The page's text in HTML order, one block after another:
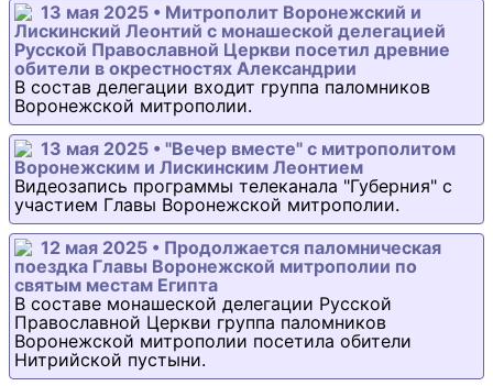
13 мая 2025 • Митрополит Воронежский и
Лискинский Леонтий с монашеской делегацией
Русской Православной Церкви посетил древние
обители в окрестностях Александрии
В состав делегации входит группа паломников
Воронежской митрополии.
13 мая 2025 • "Вечер вместе" с митрополитом
Воронежским и Лискинским Леонтием
Видеозапись программы телеканала "Губерния" с
участием Главы Воронежской митрополии.
12 мая 2025 • Продолжается паломническая
поездка Главы Воронежской митрополии по
святым местам Египта
В составе монашеской делегации Русской
Православной Церкви группа паломников
Воронежской митрополии посетила обители
Нитрийской пустыни.